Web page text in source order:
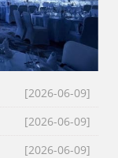
[2026-06-09]
[2026-06-09]
[2026-06-09]